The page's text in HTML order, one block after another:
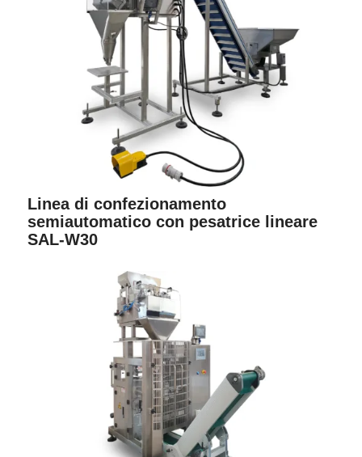
Linea di confezionamento
semiautomatico con pesatrice lineare
SAL-W30